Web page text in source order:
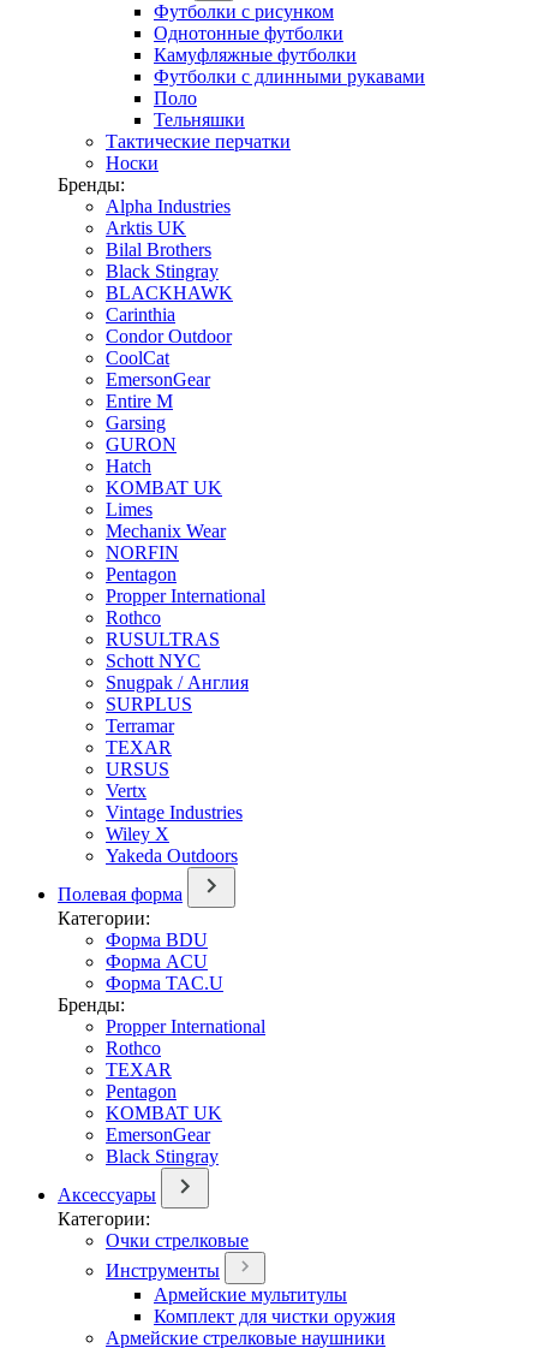
Футболки с рисунком
Однотонные футболки
Камуфляжные футболки
Футболки с длинными рукавами
Поло
Тельняшки
Тактические перчатки
Носки
Бренды:
Alpha Industries
Arktis UK
Bilal Brothers
Black Stingray
BLACKHAWK
Carinthia
Condor Outdoor
CoolCat
EmersonGear
Entire M
Garsing
GURON
Hatch
KOMBAT UK
Limes
Mechanix Wear
NORFIN
Pentagon
Propper International
Rothco
RUSULTRAS
Schott NYC
Snugpak / Англия
SURPLUS
Terramar
TEXAR
URSUS
Vertx
Vintage Industries
Wiley X
Yakeda Outdoors
Полевая форма
Категории:
Форма BDU
Форма ACU
Форма TAC.U
Бренды:
Propper International
Rothco
TEXAR
Pentagon
KOMBAT UK
EmersonGear
Black Stingray
Аксессуары
Категории:
Очки стрелковые
Инструменты
Армейские мультитулы
Комплект для чистки оружия
Армейские стрелковые наушники